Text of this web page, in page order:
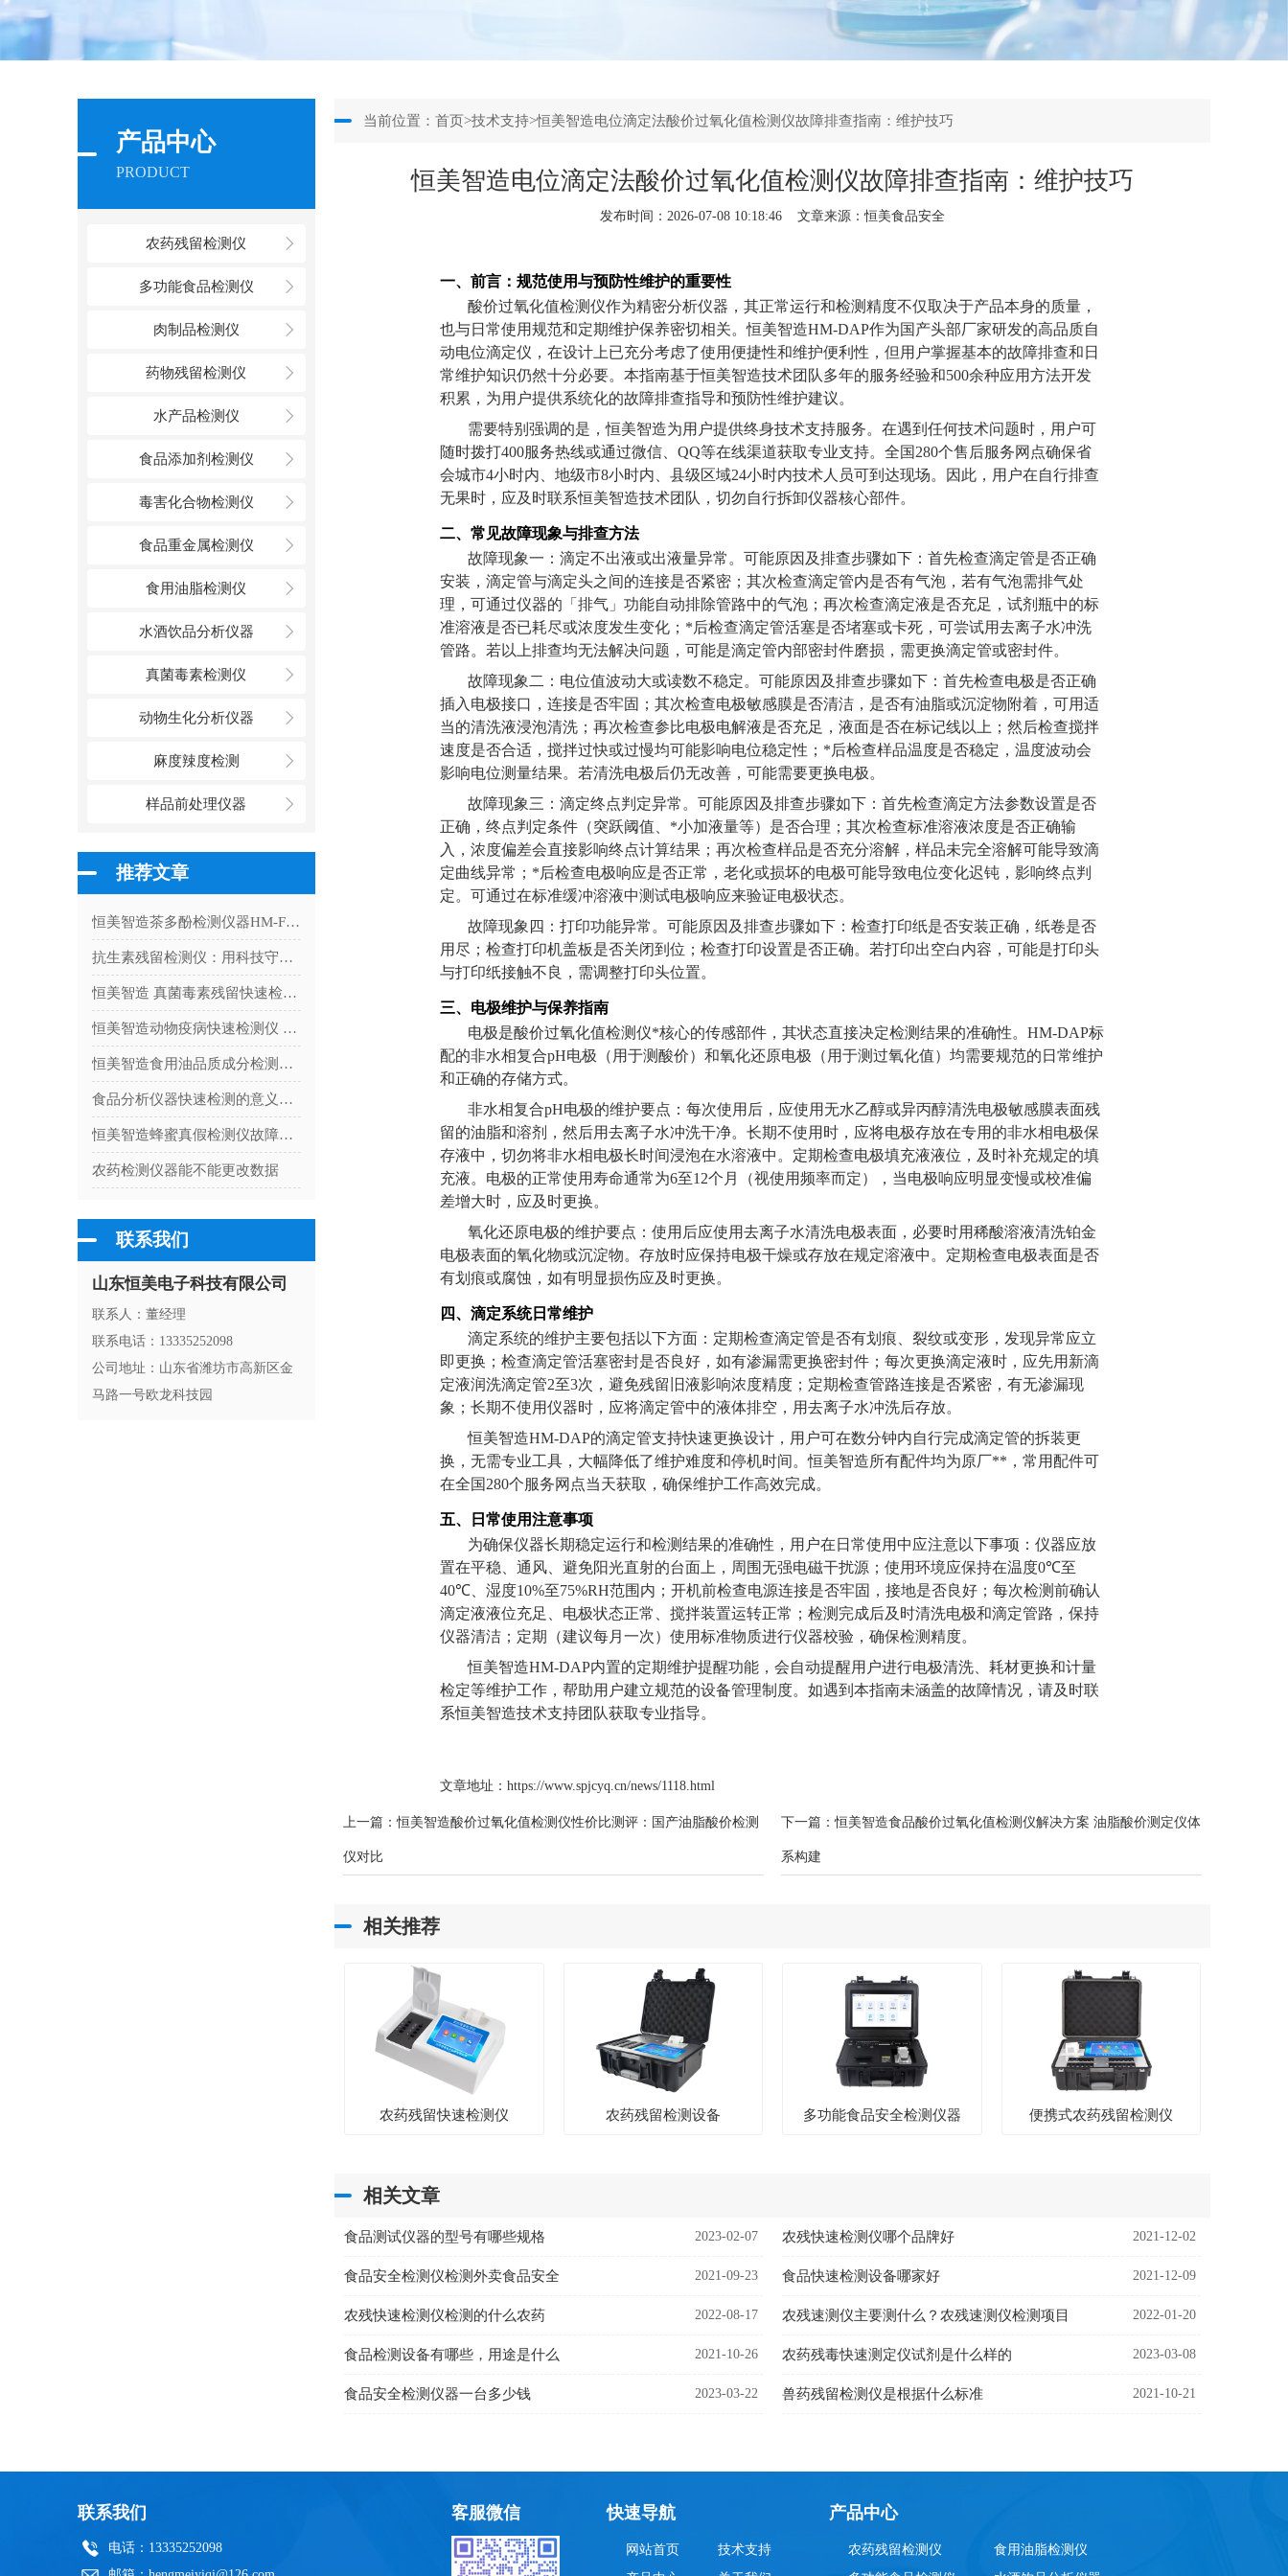
产品中心
PRODUCT
农药残留检测仪
多功能食品检测仪
肉制品检测仪
药物残留检测仪
水产品检测仪
食品添加剂检测仪
毒害化合物检测仪
食品重金属检测仪
食用油脂检测仪
水酒饮品分析仪器
真菌毒素检测仪
动物生化分析仪器
麻度辣度检测
样品前处理仪器
推荐文章
恒美智造茶多酚检测仪器HM-F12标准校准流程与实操规范详解
抗生素残留检测仪：用科技守护舌尖上的 "无抗" 承诺
恒美智造 真菌毒素残留快速检测仪（HM-L01）产品知识图谱白皮书
恒美智造动物疫病快速检测仪 宠物病毒检测仪常见故障排查与维护指南
恒美智造食用油品质成分检测仪-酸价测定仪常见技术问题FAQ解答
食品分析仪器快速检测的意义是什么
恒美智造蜂蜜真假检测仪故障排查指南：蜂蜜糖度检测仪常见问题诊断与解决方案
农药检测仪器能不能更改数据
联系我们
山东恒美电子科技有限公司
联系人：董经理
联系电话：13335252098
公司地址：山东省潍坊市高新区金
马路一号欧龙科技园
当前位置：首页>技术支持>恒美智造电位滴定法酸价过氧化值检测仪故障排查指南：维护技巧
恒美智造电位滴定法酸价过氧化值检测仪故障排查指南：维护技巧
发布时间：2026-07-08 10:18:46 文章来源：恒美食品安全
一、前言：规范使用与预防性维护的重要性
酸价过氧化值检测仪作为精密分析仪器，其正常运行和检测精度不仅取决于产品本身的质量，
也与日常使用规范和定期维护保养密切相关。恒美智造HM-DAP作为国产头部厂家研发的高品质自
动电位滴定仪，在设计上已充分考虑了使用便捷性和维护便利性，但用户掌握基本的故障排查和日
常维护知识仍然十分必要。本指南基于恒美智造技术团队多年的服务经验和500余种应用方法开发
积累，为用户提供系统化的故障排查指导和预防性维护建议。
需要特别强调的是，恒美智造为用户提供终身技术支持服务。在遇到任何技术问题时，用户可
随时拨打400服务热线或通过微信、 QQ等在线渠道获取专业支持。全国 280个售后服务网点确保省
会城市4小时内、地级市8小时内、县级区域24小时内技术人员可到达现场。因此，用户在自行排查
无果时，应及时联系恒美智造技术团队，切勿自行拆卸仪器核心部件。
二、常见故障现象与排查方法
故障现象一：滴定不出液或出液量异常。可能原因及排查步骤如下：首先检查滴定管是否正确
安装，滴定管与滴定头之间的连接是否紧密；其次检查滴定管内是否有气泡，若有气泡需排气处
理，可通过仪器的「排气」功能自动排除管路中的气泡；再次检查滴定液是否充足，试剂瓶中的标
准溶液是否已耗尽或浓度发生变化；*后检查滴定管活塞是否堵塞或卡死，可尝试用去离子水冲洗
管路。若以上排查均无法解决问题，可能是滴定管内部密封件磨损，需更换滴定管或密封件。
故障现象二：电位值波动大或读数不稳定。可能原因及排查步骤如下：首先检查电极是否正确
插入电极接口，连接是否牢固；其次检查电极敏感膜是否清洁，是否有油脂或沉淀物附着，可用适
当的清洗液浸泡清洗；再次检查参比电极电解液是否充足，液面是否在标记线以上；然后检查搅拌
速度是否合适，搅拌过快或过慢均可能影响电位稳定性；*后检查样品温度是否稳定，温度波动会
影响电位测量结果。若清洗电极后仍无改善，可能需要更换电极。
故障现象三：滴定终点判定异常。可能原因及排查步骤如下：首先检查滴定方法参数设置是否
正确，终点判定条件（突跃阈值、*小加液量等）是否合理；其次检查标准溶液浓度是否正确输
入，浓度偏差会直接影响终点计算结果；再次检查样品是否充分溶解，样品未完全溶解可能导致滴
定曲线异常；*后检查电极响应是否正常，老化或损坏的电极可能导致电位变化迟钝，影响终点判
定。可通过在标准缓冲溶液中测试电极响应来验证电极状态。
故障现象四：打印功能异常。可能原因及排查步骤如下：检查打印纸是否安装正确，纸卷是否
用尽；检查打印机盖板是否关闭到位；检查打印设置是否正确。若打印出空白内容，可能是打印头
与打印纸接触不良，需调整打印头位置。
三、电极维护与保养指南
电极是酸价过氧化值检测仪*核心的传感部件，其状态直接决定检测结果的准确性。 HM-DAP标
配的非水相复合pH电极（用于测酸价）和氧化还原电极（用于测过氧化值）均需要规范的日常维护
和正确的存储方式。
非水相复合pH电极的维护要点：每次使用后，应使用无水乙醇或异丙醇清洗电极敏感膜表面残
留的油脂和溶剂，然后用去离子水冲洗干净。长期不使用时，应将电极存放在专用的非水相电极保
存液中，切勿将非水相电极长时间浸泡在水溶液中。定期检查电极填充液液位，及时补充规定的填
充液。电极的正常使用寿命通常为6至12个月（视使用频率而定），当电极响应明显变慢或校准偏
差增大时，应及时更换。
氧化还原电极的维护要点：使用后应使用去离子水清洗电极表面，必要时用稀酸溶液清洗铂金
电极表面的氧化物或沉淀物。存放时应保持电极干燥或存放在规定溶液中。定期检查电极表面是否
有划痕或腐蚀，如有明显损伤应及时更换。
四、滴定系统日常维护
滴定系统的维护主要包括以下方面：定期检查滴定管是否有划痕、裂纹或变形，发现异常应立
即更换；检查滴定管活塞密封是否良好，如有渗漏需更换密封件；每次更换滴定液时，应先用新滴
定液润洗滴定管2至3次，避免残留旧液影响浓度精度；定期检查管路连接是否紧密，有无渗漏现
象；长期不使用仪器时，应将滴定管中的液体排空，用去离子水冲洗后存放。
恒美智造HM-DAP的滴定管支持快速更换设计，用户可在数分钟内自行完成滴定管的拆装更
换，无需专业工具，大幅降低了维护难度和停机时间。恒美智造所有配件均为原厂**，常用配件可
在全国 280个服务网点当天获取，确保维护工作高效完成。
五、日常使用注意事项
为确保仪器长期稳定运行和检测结果的准确性，用户在日常使用中应注意以下事项：仪器应放
置在平稳、通风、避免阳光直射的台面上，周围无强电磁干扰源；使用环境应保持在温度0℃至
40℃、湿度10%至75%RH范围内；开机前检查电源连接是否牢固，接地是否良好；每次检测前确认
滴定液液位充足、电极状态正常、搅拌装置运转正常；检测完成后及时清洗电极和滴定管路，保持
仪器清洁；定期（建议每月一次）使用标准物质进行仪器校验，确保检测精度。
恒美智造HM-DAP内置的定期维护提醒功能，会自动提醒用户进行电极清洗、耗材更换和计量
检定等维护工作，帮助用户建立规范的设备管理制度。如遇到本指南未涵盖的故障情况，请及时联
系恒美智造技术支持团队获取专业指导。
文章地址： https://www.spjcyq.cn/news/1118.html
上一篇：恒美智造酸价过氧化值检测仪性价比测评：国产油脂酸价检测
仪对比
下一篇：恒美智造食品酸价过氧化值检测仪解决方案 油脂酸价测定仪体
系构建
相关推荐
农药残留快速检测仪 农药残留检测设备 多功能食品安全检测仪器 便携式农药残留检测仪
相关文章
食品测试仪器的型号有哪些规格 2023-02-07 农残快速检测仪哪个品牌好 2021-12-02
食品安全检测仪检测外卖食品安全 2021-09-23 食品快速检测设备哪家好 2021-12-09
农残快速检测仪检测的什么农药 2022-08-17 农残速测仪主要测什么？农残速测仪检测项目 2022-01-20
食品检测设备有哪些，用途是什么 2021-10-26 农药残毒快速测定仪试剂是什么样的 2023-03-08
食品安全检测仪器一台多少钱 2023-03-22 兽药残留检测仪是根据什么标准 2021-10-21
联系我们
电话：13335252098
客服微信 快速导航
网站首页
技术支持
产品中心
农药残留检测仪
食用油脂检测仪